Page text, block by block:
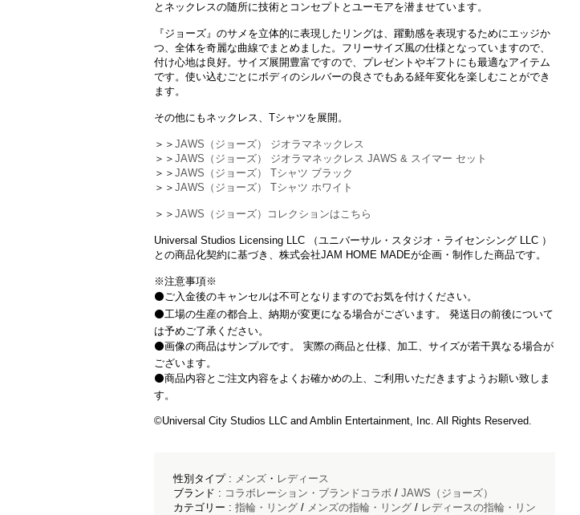
とネックレスの随所に技術とコンセプトとユーモアを潜ませています。
『ジョーズ』のサメを立体的に表現したリングは、躍動感を表現するためにエッジか
つ、全体を奇麗な曲線でまとめました。フリーサイズ風の仕様となっていますので、
付け心地は良好。サイズ展開豊富ですので、プレゼントやギフトにも最適なアイテム
です。使い込むごとにボディのシルバーの良さでもある経年変化を楽しむことができ
ます。
その他にもネックレス、Tシャツを展開。
＞＞ JAWS（ジョーズ） ジオラマネックレス
＞＞ JAWS（ジョーズ） ジオラマネックレス JAWS & スイマー セット
＞＞ JAWS（ジョーズ） Tシャツ ブラック
＞＞ JAWS（ジョーズ） Tシャツ ホワイト
＞＞ JAWS（ジョーズ）コレクションはこちら
Universal Studios Licensing LLC （ユニバーサル・スタジオ・ライセンシング LLC ）
との商品化契約に基づき、株式会社JAM HOME MADEが企画・制作した商品です。
※注意事項※
⚫️ご入金後のキャンセルは不可となりますのでお気を付けください。
⚫️工場の生産の都合上、納期が変更になる場合がございます。 発送日の前後について
は予めご了承ください。
⚫️画像の商品はサンプルです。 実際の商品と仕様、加工、サイズが若干異なる場合が
ございます。
⚫️商品内容とご注文内容をよくお確かめの上、ご利用いただきますようお願い致しま
す。
©Universal City Studios LLC and Amblin Entertainment, Inc. All Rights Reserved.
性別タイプ : メンズ ・ レディース
ブランド : コラボレーション・ブランドコラボ / JAWS（ジョーズ）
カテゴリー : 指輪・リング / メンズの指輪・リング / レディースの指輪・リン